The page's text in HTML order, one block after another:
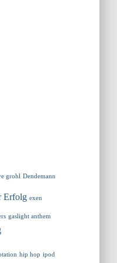
grohl Dendemann
Erfolg exen
gaslight anthem
hip hop ipod